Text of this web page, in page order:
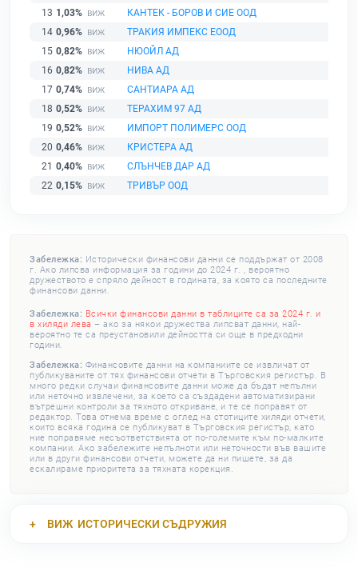
13 1,03%
КАНТЕК - БОРОВ И СИЕ ООД
14 0,96%
ТРАКИЯ ИМПЕКС ЕООД
15 0,82%
НЮОЙЛ АД
16 0,82%
НИВА АД
17 0,74%
САНТИАРА АД
18 0,52%
ТЕРАХИМ 97 АД
19 0,52%
ИМПОРТ ПОЛИМЕРС ООД
20 0,46%
КРИСТЕРА АД
21 0,40%
СЛЪНЧЕВ ДАР АД
22 0,15% ТРИВЪР ООД
Забележка: Исторически финансови данни се поддържат от 2008
г. Ако липсва информация за години до 2024 г. , вероятно
дружеството е спряло дейност в годината, за която са последните
финансови данни.
Забележка: Всички финансови данни в таблиците са за 2024 г. и
в хиляди лева – ако за някои дружества липсват данни, най-
вероятно те са преустановили дейността си още в предходни
години.
Забележка: Финансовите данни на компаниите се извличат от
публикуваните от тях финансови отчети в Търговския регистър. В
много редки случаи финансовите данни може да бъдат непълни
или неточно извлечени, за което са създадени автоматизирани
вътрешни контроли за тяхното откриване, и те се поправят от
редактор. Това отнема време с оглед на стотиците хиляди отчети,
които всяка година се публикуват в Търговския регистър, като
ние поправяме несъответствията от по-големите към по-малките
компании. Ако забележите непълноти или неточности във вашите
или в други финансови отчети, можете да ни пишете, за да
ескалираме приоритета за тяхната корекция.
ВИЖ ИСТОРИЧЕСКИ СЪДРУЖИЯ